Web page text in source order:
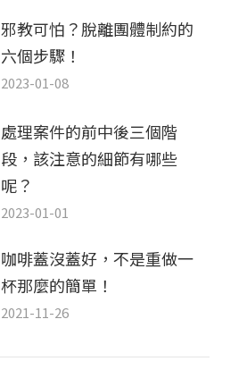
邪教可怕？脫離團體制約的
六個步驟！
2023-01-08
處理案件的前中後三個階
段，該注意的細節有哪些
呢？
2023-01-01
咖啡蓋沒蓋好，不是重做一
杯那麼的簡單！
2021-11-26